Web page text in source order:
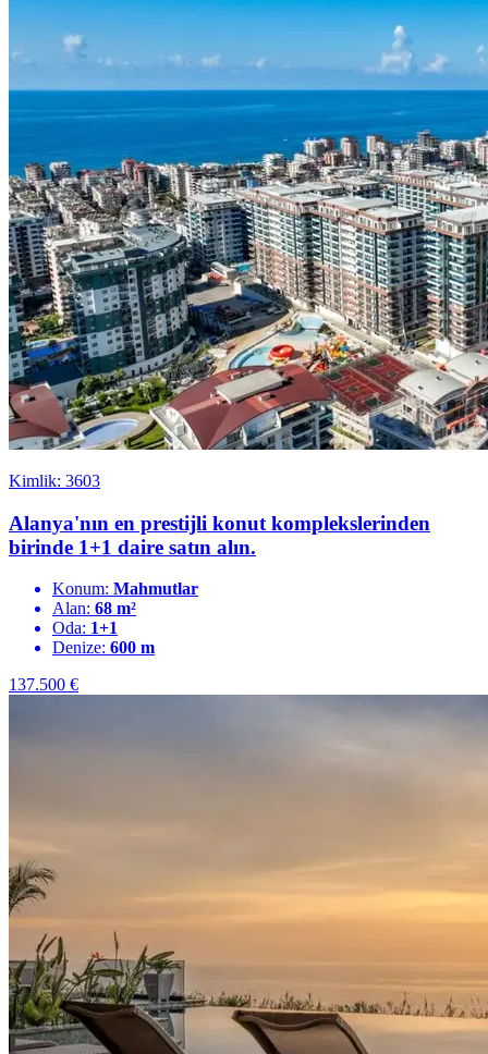
Kimlik: 3603
Alanya'nın en prestijli konut komplekslerinden
birinde 1+1 daire satın alın.
Konum: Mahmutlar
Alan: 68 m²
Oda: 1+1
Denize: 600 m
137.500 €